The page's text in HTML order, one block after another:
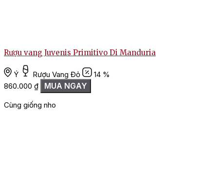
Rượu vang Juvenis Primitivo Di Manduria
Ý Rượu Vang Đỏ
14 %
860.000 ₫ MUA NGAY
Cùng giống nho